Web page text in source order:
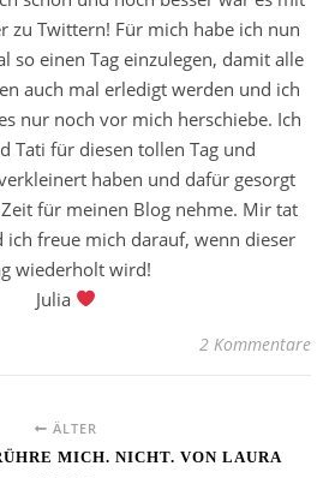
zu Twittern! Für mich habe ich nun
so einen Tag einzulegen, damit alle
auch mal erledigt werden und ich
nur noch vor mich herschiebe. Ich
Tati für diesen tollen Tag und
haben und dafür gesorgt
für meinen Blog nehme. Mir tat
ich freue mich darauf, wenn dieser
wiederholt wird!
Julia
2 Kommentare
ÄLTER
MICH. NICHT. VON LAURA